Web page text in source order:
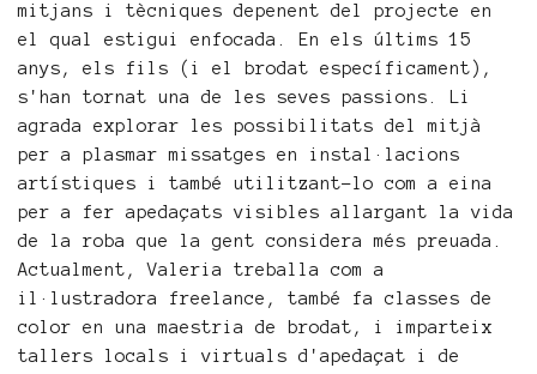
mitjans i tècniques depenent del projecte en
el qual estigui enfocada. En els últims 15
anys, els fils (i el brodat específicament),
s'han tornat una de les seves passions. Li
agrada explorar les possibilitats del mitjà
per a plasmar missatges en instal·lacions
artístiques i també utilitzant-lo com a eina
per a fer apedaçats visibles allargant la vida
de la roba que la gent considera més preuada.
Actualment, Valeria treballa com a
il·lustradora freelance, també fa classes de
color en una maestria de brodat, i imparteix
tallers locals i virtuals d'apedaçat i de